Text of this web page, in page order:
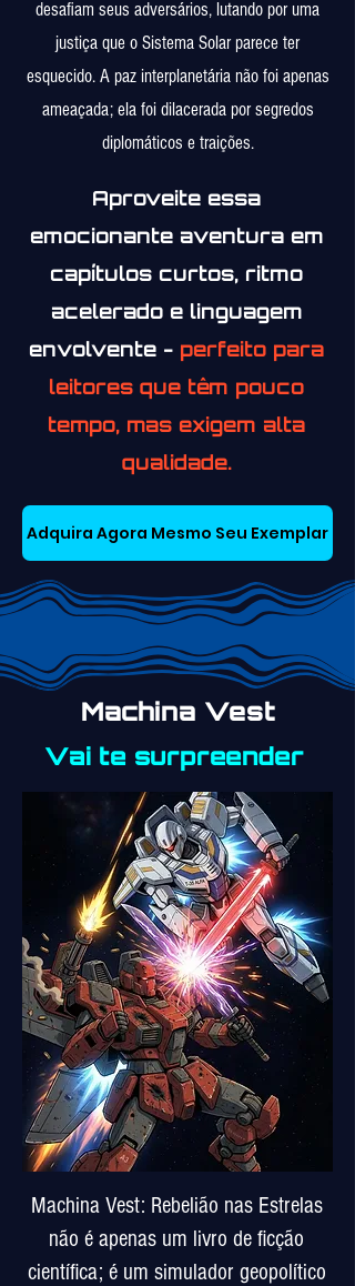
desafiam seus adversários, lutando por uma
justiça que o Sistema Solar parece ter
esquecido. A paz interplanetária não foi apenas
ameaçada; ela foi dilacerada por segredos
diplomáticos e traições.
Aproveite essa
emocionante aventura em
capítulos curtos, ritmo
acelerado e linguagem
envolvente - perfeito para
leitores que têm pouco
tempo, mas exigem alta
qualidade.
Adquira Agora Mesmo Seu Exemplar
Machina Vest
Vai te surpreender
Machina Vest: Rebelião nas Estrelas
não é apenas um livro de ficção
científica; é um simulador geopolítico